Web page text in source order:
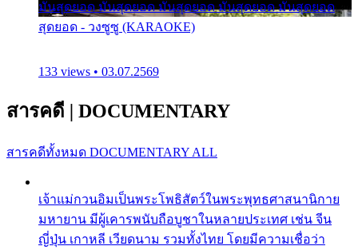
มันสุดยอด มันสุดยอด มันสุดยอด มันสุดยอด มันสุดยอด
สุดยอด - วงซูซู (KARAOKE)
133 views • 03.07.2569
สารคดี | DOCUMENTARY
สารคดีทั้งหมด DOCUMENTARY ALL
เจ้าแม่กวนอิมเป็นพระโพธิสัตว์ในพระพุทธศาสนานิกาย
มหายาน มีผู้เคารพนับถือบูชาในหลายประเทศ เช่น จีน
ญี่ปุ่น เกาหลี เวียดนาม รวมทั้งไทย โดยมีความเชื่อว่า